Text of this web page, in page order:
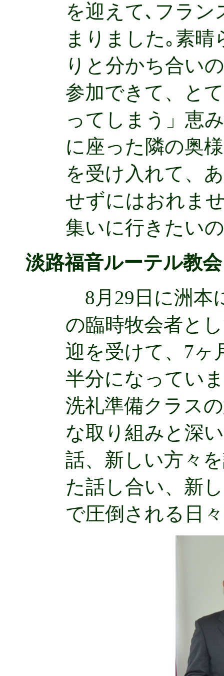
を迎えて､フラン
まりました｡素
りと分かち合い
参加できて、と
ってしまう」恵
に座った隣の奥
を受け入れて、
せずにはおれま
集いに行きたい
淡路福音ルーテル教会
8月29日に洲本
の臨時牧会者と
迎を受けて、7ヶ
半分になってい
洗礼準備クラス
な取り組みと深
話、新しい方々
た話し合い、新
で圧倒される日